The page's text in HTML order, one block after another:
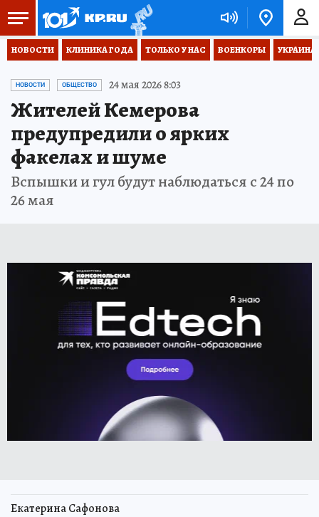
НОВОСТИ КЛИНИКА ГОДА ТОЛЬКО У НАС ВОЕНКОРЫ
НОВОСТИ ОБЩЕСТВО 24 мая 2026 8:03
Жителей Кемерова
предупредили о ярких
факелах и шуме
Вспышки и гул будут наблюдаться с 24 по
26 мая
Екатерина Сафонова